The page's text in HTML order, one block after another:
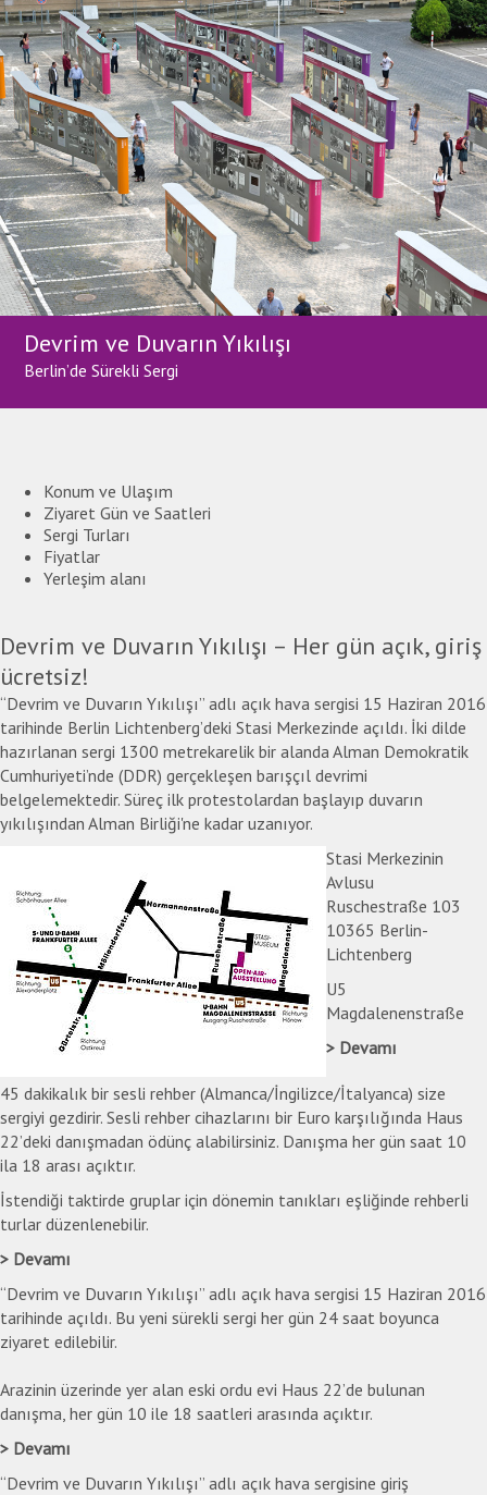
Devrim ve Duvarın Yıkılışı
Berlin’de Sürekli Sergi
Konum ve Ulaşım
Ziyaret Gün ve Saatleri
Sergi Turları
Fiyatlar
Yerleşim alanı
Devrim ve Duvarın Yıkılışı – Her gün açık, giriş
ücretsiz!
“Devrim ve Duvarın Yıkılışı” adlı açık hava sergisi 15 Haziran 2016
tarihinde Berlin Lichtenberg’deki Stasi Merkezinde açıldı. İki dilde
hazırlanan sergi 1300 metrekarelik bir alanda Alman Demokratik
Cumhuriyeti’nde (DDR) gerçekleşen barışçıl devrimi
belgelemektedir. Süreç ilk protestolardan başlayıp duvarın
yıkılışından Alman Birliği'ne kadar uzanıyor.
Stasi Merkezinin
Avlusu
Ruschestraße 103
10365 Berlin-
Lichtenberg
U5
Magdalenenstraße
Devamı
45 dakikalık bir sesli rehber (Almanca/İngilizce/İtalyanca) size
sergiyi gezdirir. Sesli rehber cihazlarını bir Euro karşılığında Haus
22’deki danışmadan ödünç alabilirsiniz. Danışma her gün saat 10
ila 18 arası açıktır.
İstendiği taktirde gruplar için dönemin tanıkları eşliğinde rehberli
turlar düzenlenebilir.
Devamı
“Devrim ve Duvarın Yıkılışı” adlı açık hava sergisi 15 Haziran 2016
tarihinde açıldı. Bu yeni sürekli sergi her gün 24 saat boyunca
ziyaret edilebilir.
Arazinin üzerinde yer alan eski ordu evi Haus 22’de bulunan
danışma, her gün 10 ile 18 saatleri arasında açıktır.
Devamı
“Devrim ve Duvarın Yıkılışı” adlı açık hava sergisine giriş